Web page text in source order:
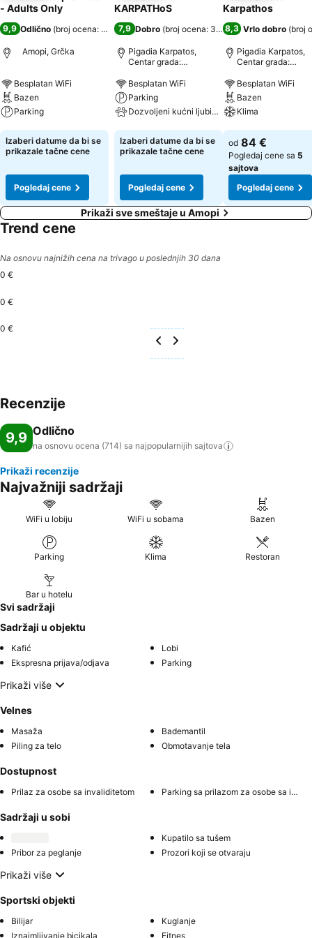
- Adults Only
9,9 Odlično (broj ocena: 714 )
Amopi, Grčka
Besplatan WiFi
Bazen
Parking
Pogledaj cene
Izaberi datume da bi se
prikazale tačne cene
Pogledaj cene
KARPATHoS
7,9 Dobro (broj ocena: 334)
Pigadia Karpatos,
Centar grada:
Besplatan WiFi
Parking
Dozvoljeni kućni ljubimci
Pogledaj cene
Izaberi datume da bi se
prikazale tačne cene
Pogledaj cene
Karpathos
8,3 Vrlo dobro (broj
Pigadia Karpatos,
Centar grada:
Besplatan WiFi
Bazen
Klima
Pogledaj cene
od 84 €
Pogledaj cene sa 5
sajtova
Pogledaj cene
Prikaži sve smeštaje u Amopi
Trend cene
Na osnovu najnižih cena na trivago u poslednjih 30 dana
0 €
0 €
0 €
Recenzije
9,9 Odlično
na osnovu ocena (714) sa najpopularnijih sajtova
Prikaži recenzije
Najvažniji sadržaji
WiFi u lobiju WiFi u sobama Bazen
Parking Klima Restoran
Bar u hotelu
Svi sadržaji
Sadržaji u objektu
Kafić
Lobi
Ekspresna prijava/odjava
Parking
Prikaži više
Velnes
Masaža
Bademantil
Piling za telo
Obmotavanje tela
Dostupnost
Prilaz za osobe sa invaliditetom Parking sa prilazom za osobe sa invaliditetom
Sadržaji u sobi
Kupatilo sa tušem
Pribor za peglanje
Prozori koji se otvaraju
Prikaži više
Sportski objekti
Bilijar
Kuglanje
Iznajmljivanje bicikala
Fitnes